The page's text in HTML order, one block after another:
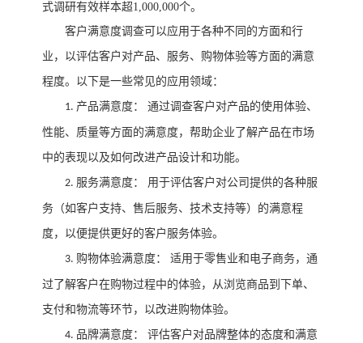
式调研有效样本超1,000,000个。
客户满意度调查可以应用于各种不同的方面和行
业，以评估客户对产品、服务、购物体验等方面的满意
程度。以下是一些常见的应用领域：
1. 产品满意度： 通过调查客户对产品的使用体验、
性能、质量等方面的满意度，帮助企业了解产品在市场
中的表现以及如何改进产品设计和功能。
2. 服务满意度： 用于评估客户对公司提供的各种服
务（如客户支持、售后服务、技术支持等）的满意程
度，以便提供更好的客户服务体验。
3. 购物体验满意度： 适用于零售业和电子商务，通
过了解客户在购物过程中的体验，从浏览商品到下单、
支付和物流等环节，以改进购物体验。
4. 品牌满意度： 评估客户对品牌整体的态度和满意